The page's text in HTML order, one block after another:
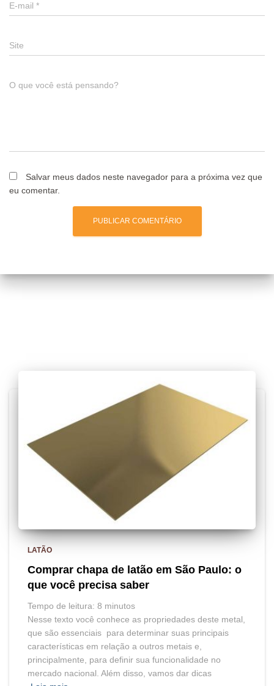
E-mail *
Site
O que você está pensando?
Salvar meus dados neste navegador para a próxima vez que
eu comentar.
LATÃO
Comprar chapa de latão em São Paulo: o
que você precisa saber
Tempo de leitura: 8 minutos
Nesse texto você conhece as propriedades deste metal,
que são essenciais para determinar suas principais
características em relação a outros metais e,
principalmente, para definir sua funcionalidade no
mercado nacional. Além disso, vamos dar dicas